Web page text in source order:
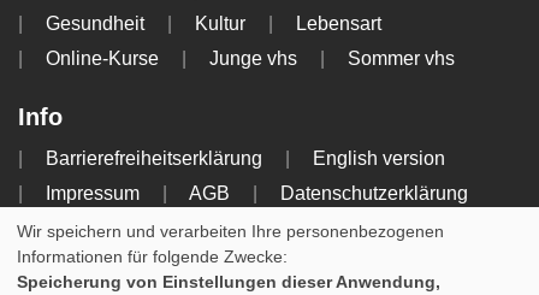
Gesundheit
Kultur
Lebensart
Online-Kurse
Junge vhs Sommer vhs
Info
Barrierefreiheitserklärung
English version
Impressum
AGB
Datenschutzerklärung
Widerrufsbelehrung
Cookie Einstellungen
Wir speichern und verarbeiten Ihre personenbezogenen
Informationen für folgende Zwecke:
Speicherung von Einstellungen dieser Anwendung,